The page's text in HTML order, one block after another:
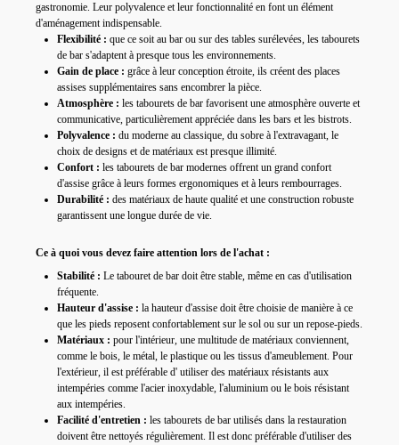
gastronomie. Leur polyvalence et leur fonctionnalité en font un élément
d'aménagement indispensable.
Flexibilité : que ce soit au bar ou sur des tables surélevées, les tabourets
de bar s'adaptent à presque tous les environnements.
Gain de place : grâce à leur conception étroite, ils créent des places
assises supplémentaires sans encombrer la pièce.
Atmosphère : les tabourets de bar favorisent une atmosphère ouverte et
communicative, particulièrement appréciée dans les bars et les bistrots.
Polyvalence : du moderne au classique, du sobre à l'extravagant, le
choix de designs et de matériaux est presque illimité.
Confort : les tabourets de bar modernes offrent un grand confort
d'assise grâce à leurs formes ergonomiques et à leurs rembourrages.
Durabilité : des matériaux de haute qualité et une construction robuste
garantissent une longue durée de vie.
Ce à quoi vous devez faire attention lors de l'achat :
Stabilité : Le tabouret de bar doit être stable, même en cas d'utilisation
fréquente.
Hauteur d'assise : la hauteur d'assise doit être choisie de manière à ce
que les pieds reposent confortablement sur le sol ou sur un repose-pieds.
Matériaux : pour l'intérieur, une multitude de matériaux conviennent,
comme le bois, le métal, le plastique ou les tissus d'ameublement. Pour
l'extérieur, il estpréférable d' utiliser des matériaux résistants aux
intempéries comme l'acier inoxydable, l'aluminium ou le bois résistant
aux intempéries.
Facilité d'entretien : les tabourets de bar utilisés dans la restauration
doivent être nettoyés régulièrement. Il est donc préférable d'utiliser des